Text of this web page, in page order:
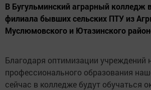
В Бугульминский аграрный колледж
филиала бывших сельских ПТУ из
Муслюмовского и Ютазинского
Благодаря оптимизации учреждений
профессионального образования
сейчас в колледже будут обучаться